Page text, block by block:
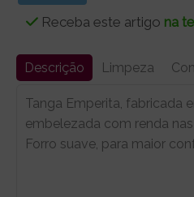
Receba este artigo na
Descrição Limpeza
Tanga Emperita, fabricada
embelezada com renda
Forro suave, para maior